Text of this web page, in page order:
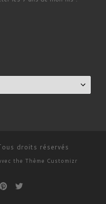
droits réservés
the Thème Customizr